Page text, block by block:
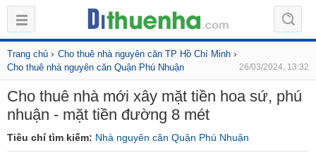
Trang chủ › Cho thuê nhà nguyên căn TP Hồ Chí Minh ›
Cho thuê nhà nguyên căn Quận Phú Nhuận 26/03/2024, 13:32
Cho thuê nhà mới xây mặt tiền hoa sứ, phú
nhuận - mặt tiền đường 8 mét
Tiêu chí tìm kiếm: Nhà nguyên căn Quận Phú Nhuận